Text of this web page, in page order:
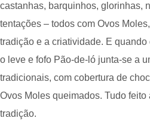
castanhas, barquinhos, glorinhas,
tentações – todos com Ovos
tradição e a criatividade. E
o leve e fofo Pão-de-ló junta-se a
tradicionais, com cobertura de
Ovos Moles queimados. Tudo feito
tradição.